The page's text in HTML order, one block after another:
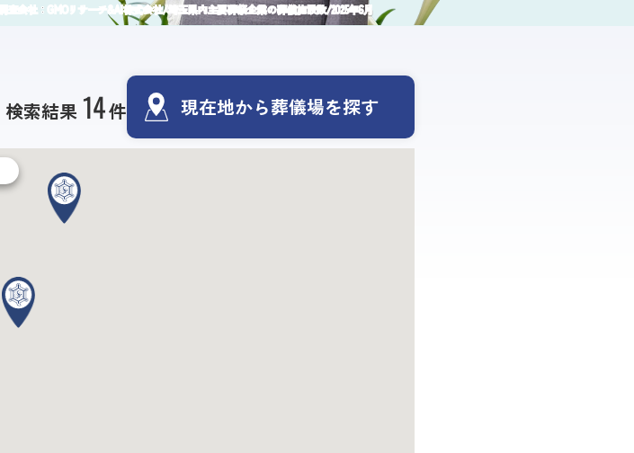
査会社：GMOリサーチ&AI株式会社/埼玉県内主要葬祭企業の葬儀施設数/2025年6月
検索結果 14件 現在地から葬儀場を探す